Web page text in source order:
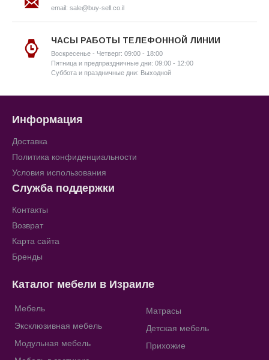
email: sale@buy-sell.co.il
ЧАСЫ РАБОТЫ ТЕЛЕФОННОЙ ЛИНИИ
Воскресенье - Четверг: 09:00 - 18:00
Пятница и предпраздничные дни: 09:00 - 12:00
Суббота и праздничные дни: Выходной
Информация
Доставка
Политика конфиденциальности
Условия использования
Служба поддержки
Контакты
Возврат
Карта сайта
Бренды
Каталог мебели в Израиле
Мебель
Эксклюзивная мебель
Модульная мебель
Матрасы
Детская мебель
Прихожие